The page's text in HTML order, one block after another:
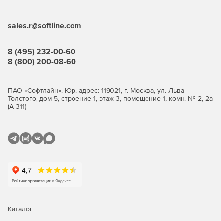
нужны, и не переплачивает за ненужные ему элементы
использовать.
Если необходимо обеспечить централизованное
управление защитой рабочих станций, требуется
лицензирование Центра управления Dr.Web Enterprise
нескольких компьютеров, до распределенных интранет-
администрирование защиты файловых серверов и
серверов приложений (включая терминальные серверы),
sales.r@softline.com
8 (495) 232-00-60
8 (800) 200-08-60
ПАО «Софтлайн». Юр. адрес: 119021, г. Москва, ул. Льва
Толстого, дом 5, строение 1, этаж 3, помещение 1, комн. № 2, 2а
(А-311)
Каталог